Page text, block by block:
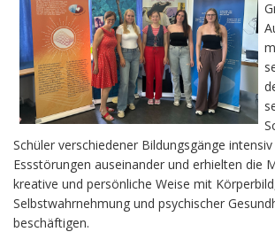
Schüler verschiedener Bildungsgänge
Essstörungen auseinander und erhielten die
kreative und persönliche Weise mit
Selbstwahrnehmung und psychischer
beschäftigen.